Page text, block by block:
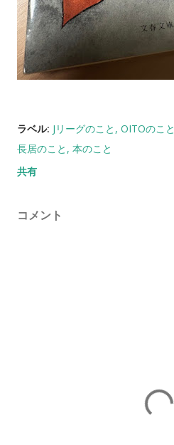
ラベル: Jリーグのこと OITOのこと
長居のこと 本のこと
共有
コメント